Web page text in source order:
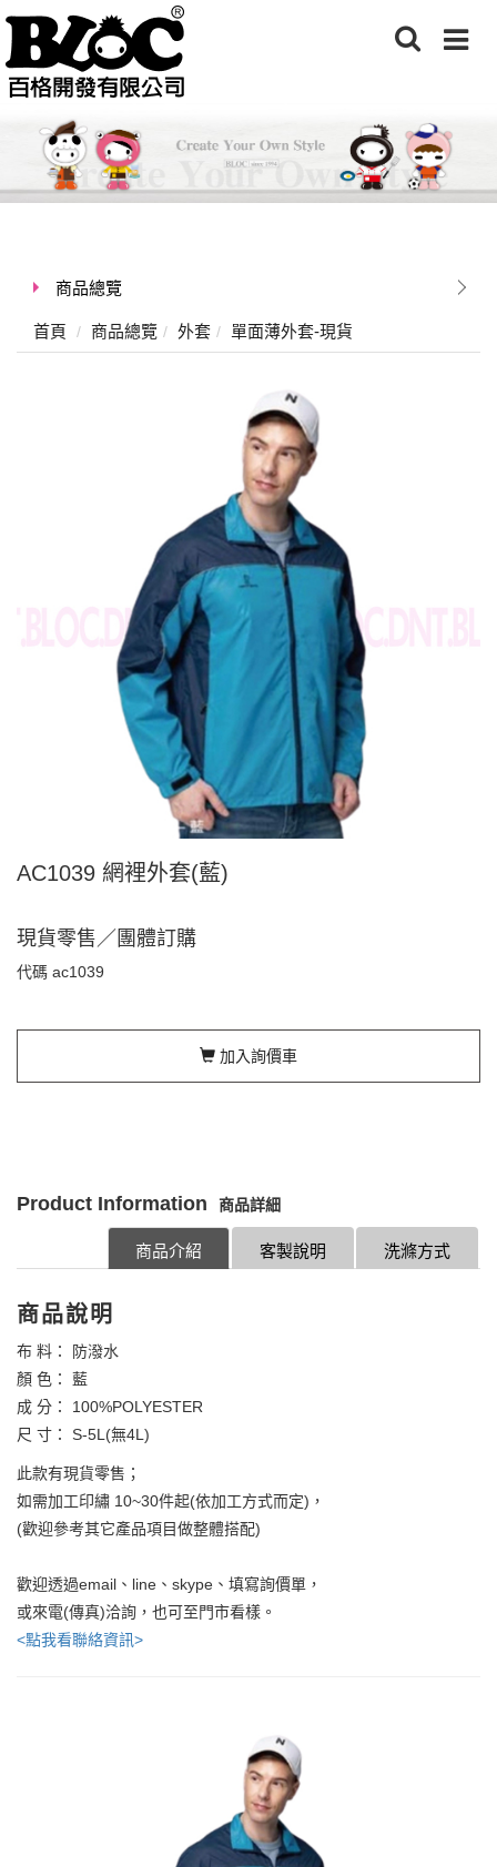
商品總覽
首頁 商品總覽 外套 單面薄外套-現貨
AC1039 網裡外套(藍)
現貨零售／團體訂購
代碼 ac1039
加入詢價車
Product Information 商品詳細
洗滌方式
客製說明
商品介紹
商品說明
布 料： 防潑水
顏 色： 藍
成 分： 100%POLYESTER
尺 寸： S-5L(無4L)
此款有現貨零售；
如需加工印繡 10~30件起(依加工方式而定)，
(歡迎參考其它產品項目做整體搭配)
歡迎透過email、line、skype、填寫詢價單，
或來電(傳真)洽詢，也可至門市看樣。
<點我看聯絡資訊>